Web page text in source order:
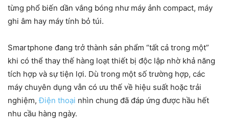
từng phổ biến dần vắng bóng như máy ảnh compact, máy
ghi âm hay máy tính bỏ túi.
Smartphone đang trở thành sản phẩm “tất cả trong một”
khi có thể thay thế hàng loạt thiết bị độc lập nhờ khả năng
tích hợp và sự tiện lợi. Dù trong một số trường hợp, các
máy chuyên dụng vẫn có ưu thế về hiệu suất hoặc trải
nghiệm,Điện thoại nhìn chung đã đáp ứng được hầu hết
nhu cầu hàng ngày.